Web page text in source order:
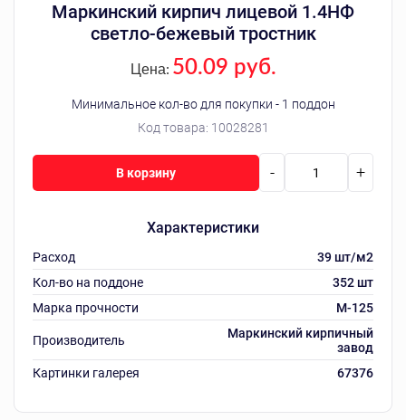
Маркинский кирпич лицевой 1.4НФ
светло-бежевый тростник
Код товара: 10028281
Цена: 50.09 руб.
Минимальное кол-во для покупки - 1 поддон
Характеристики
Расход
39 шт/м2
Кол-во на поддоне
352 шт
Марка прочности
M-125
Производитель
Маркинский кирпичный
завод
Картинки галерея
67376
- +
В корзину